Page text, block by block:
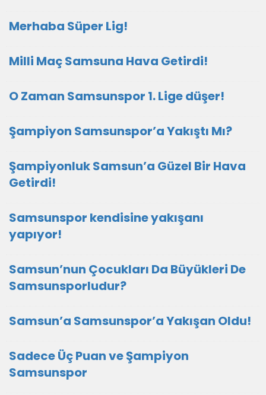
Merhaba Süper Lig!
Milli Maç Samsuna Hava Getirdi!
O Zaman Samsunspor 1. Lige düşer!
Şampiyon Samsunspor’a Yakıştı Mı?
Şampiyonluk Samsun’a Güzel Bir Hava
Getirdi!
Samsunspor kendisine yakışanı
yapıyor!
Samsun’nun Çocukları Da Büyükleri De
Samsunsporludur?
Samsun’a Samsunspor’a Yakışan Oldu!
Sadece Üç Puan ve Şampiyon
Samsunspor